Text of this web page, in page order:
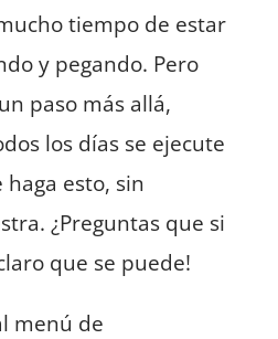
tiempo de estar
y pegando. Pero
paso más allá,
los días se ejecute
esto, sin
¿Preguntas que si
que se puede!
menú de